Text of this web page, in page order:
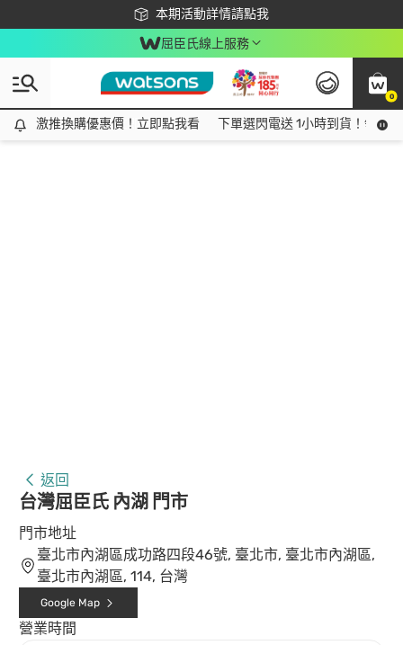
本期活動詳情請點我
下載app最高回饋$350
屈臣氏線上服務
0
激推換購優惠價！立即點我看
激推換購優惠價！立即點我看 下單選閃電送 1小時到貨！領神
返回
台灣屈臣氏 內湖 門市
門市地址
臺北市內湖區成功路四段46號, 臺北市, 臺北市內湖區,
臺北市內湖區, 114, 台灣
Google Map
營業時間